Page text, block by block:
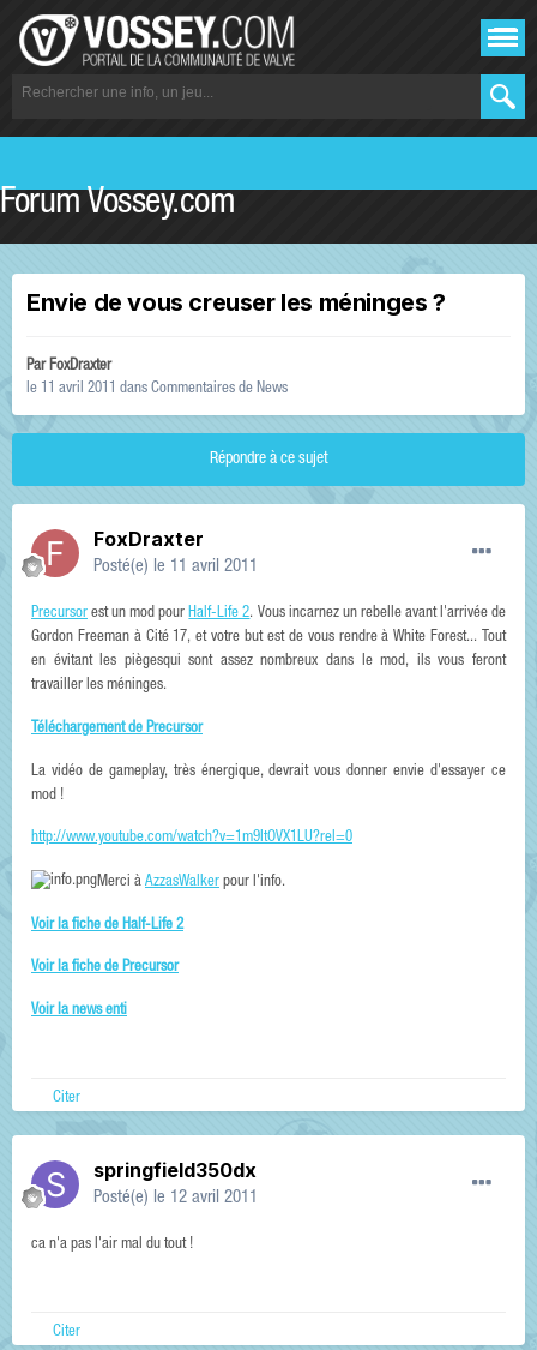
Forum Vossey.com
Envie de vous creuser les méninges ?
ParFoxDraxter
le 11 avril 2011 dans Commentaires de News
Répondre à ce sujet
FoxDraxter
Posté(e) le 11 avril 2011
Precursor est un mod pourHalf-Life 2. Vous incarnez un rebelle avant l'arrivée de
Gordon Freeman à Cité 17, et votre but est de vous rendre à White Forest... Tout
en évitant les piègesqui sont assez nombreux dans le mod, ils vous feront
travailler les méninges.
Téléchargement de Precursor
La vidéo de gameplay, très énergique, devrait vous donner envie d'essayer ce
mod !
http://www.youtube.com/watch?v=1m9ItOVX1LU?rel=0
Merci à AzzasWalker pour l'info.
Voir la fiche de Half-Life 2
Voir la fiche de Precursor
Voir la news enti
Citer
springfield350dx
Posté(e) le 12 avril 2011
ca n'a pas l'air mal du tout !
Citer